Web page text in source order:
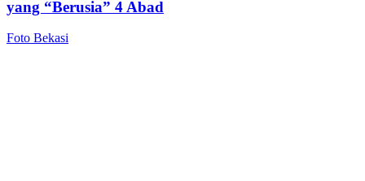
yang “Berusia” 4 Abad
Foto Bekasi